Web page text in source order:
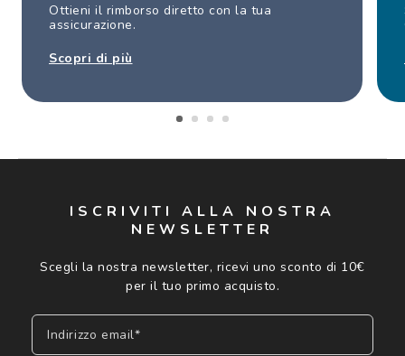
Ottieni il rimborso diretto con la tua
assicurazione.
Scopri di più
ISCRIVITI ALLA NOSTRA
NEWSLETTER
Scegli la nostra newsletter, ricevi uno sconto di 10€
per il tuo primo acquisto.
Indirizzo email*